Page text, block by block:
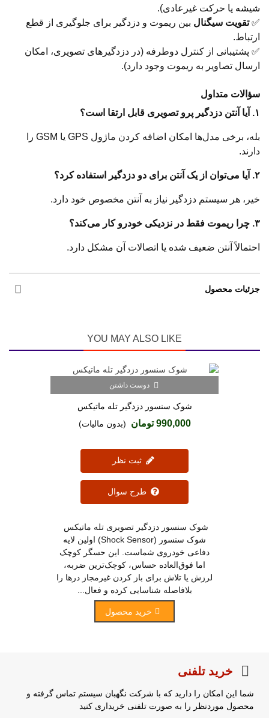
شیشه یا حرکت غیرعادی).
✅تقویت سیگنال بین ریموت و دزدگیر برای جلوگیری از قطع
ارتباط.
✅ پشتیبانی از کنترل دوطرفه (در دزدگیرهای تصویری، امکان
ارسال تصاویر به ریموت وجود دارد).
سؤالات متداول
۱. آیا آنتن دزدگیر پرو تصویری قابل ارتقا است؟
بله، برخی مدل‌ها امکان اضافه کردن ماژول GPS یا GSM را
دارند.
۲. آیا می‌توان از یک آنتن برای دو دزدگیر استفاده کرد؟
خیر، هر سیستم دزدگیر نیاز به آنتن مخصوص خود دارد.
۳. چرا ریموت فقط در نزدیکی خودرو کار می‌کند؟
احتمالاً آنتن ضعیف شده یا اتصالات آن مشکل دارد.
جزئیات محصول
YOU MAY ALSO LIKE
دوست داشتن
شوک سنسور دزدگیر تله ماتیکس
990,000 تومان (بدون مالیات)
ثبت نظر
طرح سوال
شوک سنسور دزدگیر تصویری تله ماتیکس
شوک سنسور (Shock Sensor) اولین لایه
دفاعی خودروی شماست. این حسگر کوچک
اما فوق‌العاده حساس، کوچک‌ترین ضربه،
لرزش یا تلاش برای باز کردن غیرمجاز درها را
بلافاصله شناسایی کرده و فعال...
خرید محصول
خرید تلفنی
شما این امکان را دارید که با شرکت نگهبان سیستم تماس گرفته و
محصول موردنظر را به صورت تلفنی خریداری کنید